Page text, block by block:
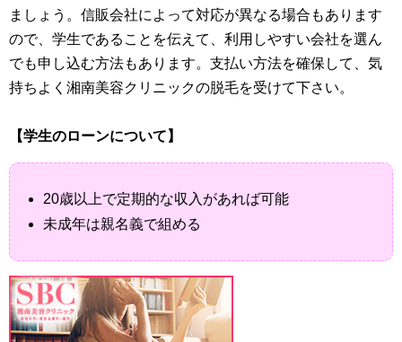
ましょう。信販会社によって対応が異なる場合もあります
ので、学生であることを伝えて、利用しやすい会社を選ん
でも申し込む方法もあります。支払い方法を確保して、気
持ちよく湘南美容クリニックの脱毛を受けて下さい。
【学生のローンについて】
20歳以上で定期的な収入があれば可能
未成年は親名義で組める